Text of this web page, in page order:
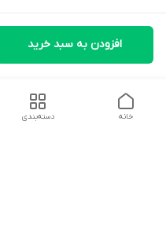
افزودن به سبد خرید
دسته‌بندی خانه